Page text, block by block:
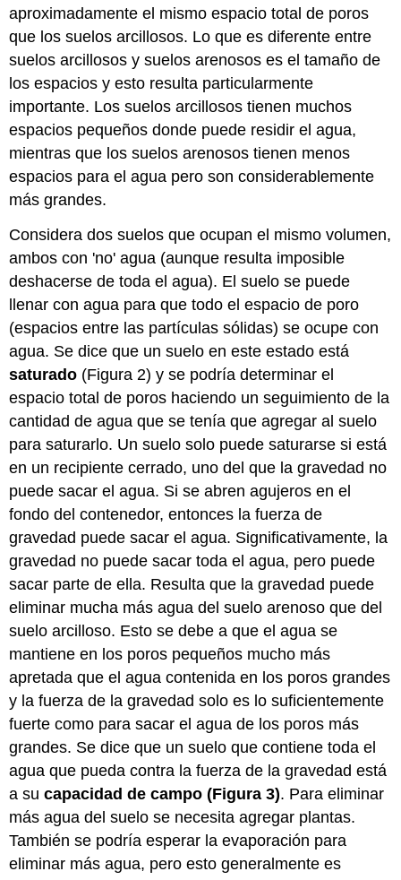
aproximadamente el mismo espacio total de poros
que los suelos arcillosos. Lo que es diferente entre
suelos arcillosos y suelos arenosos es el tamaño de
los espacios y esto resulta particularmente
importante. Los suelos arcillosos tienen muchos
espacios pequeños donde puede residir el agua,
mientras que los suelos arenosos tienen menos
espacios para el agua pero son considerablemente
más grandes.
Considera dos suelos que ocupan el mismo volumen,
ambos con 'no' agua (aunque resulta imposible
deshacerse de toda el agua). El suelo se puede
llenar con agua para que todo el espacio de poro
(espacios entre las partículas sólidas) se ocupe con
agua. Se dice que un suelo en este estado está
saturado (Figura 2) y se podría determinar el
espacio total de poros haciendo un seguimiento de la
cantidad de agua que se tenía que agregar al suelo
para saturarlo. Un suelo solo puede saturarse si está
en un recipiente cerrado, uno del que la gravedad no
puede sacar el agua. Si se abren agujeros en el
fondo del contenedor, entonces la fuerza de
gravedad puede sacar el agua. Significativamente, la
gravedad no puede sacar toda el agua, pero puede
sacar parte de ella. Resulta que la gravedad puede
eliminar mucha más agua del suelo arenoso que del
suelo arcilloso. Esto se debe a que el agua se
mantiene en los poros pequeños mucho más
apretada que el agua contenida en los poros grandes
y la fuerza de la gravedad solo es lo suficientemente
fuerte como para sacar el agua de los poros más
grandes. Se dice que un suelo que contiene toda el
agua que pueda contra la fuerza de la gravedad está
a sucapacidad de campo (Figura 3). Para eliminar
más agua del suelo se necesita agregar plantas.
También se podría esperar la evaporación para
eliminar más agua, pero esto generalmente es